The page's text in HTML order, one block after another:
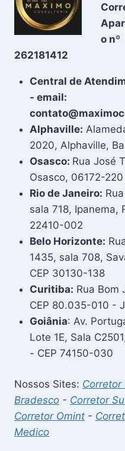
o nº
262181412
Central de
- email:
Alphaville:
2020, Alphaville,
Osasco: Rua José
Osasco, 06172-220
Rio de Janeiro:
sala 718, Ipanema,
22410-002
Belo Horizonte:
1435, sala 708,
CEP 30130-138
Curitiba: Rua Bom
CEP 80.035-010 -
Goiânia: Av.
Lote 1E, Sala
- CEP 74150-030
Nossos Sites: Corretor
Bradesco - Corretor
Corretor Omint -
Medico